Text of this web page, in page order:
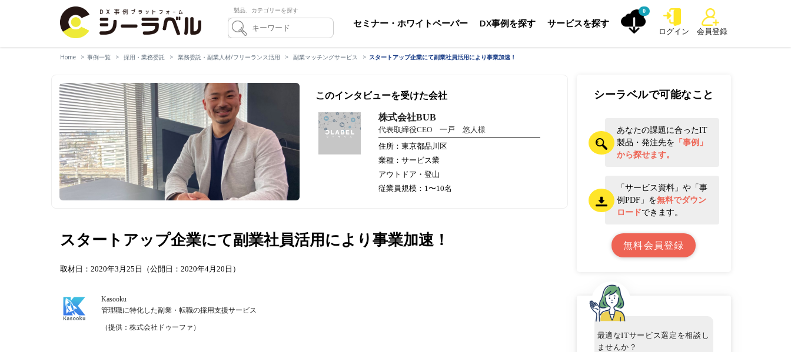
製品、カテゴリーを探す
セミナー・ホワイトペーパー DX事例を探す サービスを探す
0
ログイン 会員登録
Home 事例一覧 採用・業務委託 業務委託・副業人材/フリーランス活用 副業マッチングサービス スタートアップ企業にて副業社員活用により事業加速！
このインタビューを受けた会社
株式会社BUB
代表取締役CEO 一戸 悠人様
住所：東京都品川区
業種：サービス業
アウトドア・登山
従業員規模：1〜10名
スタートアップ企業にて副業社員活用により事業加速！
取材日：2020年3月25日（公開日：2020年4月20日）
Kasooku
管理職に特化した副業・転職の採用支援サービス
（提供：株式会社ドゥーファ）
シーラベルで可能なこと
あなたの課題に合ったIT
製品・発注先を 「事例」
から探せます。
「サービス資料」や「事
例PDF」を無料でダウン
ロードできます。
無料会員登録
最適なITサービス選定を相談し
ませんか？